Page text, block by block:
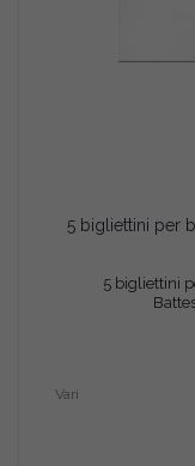
5 bigliettini
Vari